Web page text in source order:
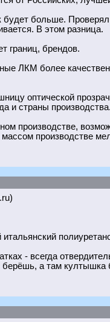
будет больше.
В этом разница.
границ, брендов.
ЛКМ более
оптической
и страны
производстве,
производстве
- всегда
а там култышка